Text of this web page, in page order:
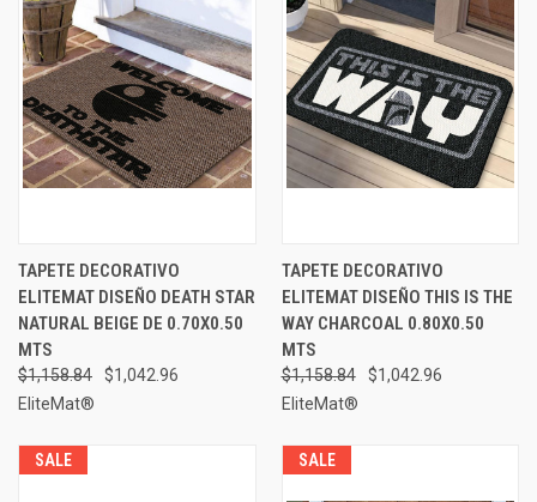
TAPETE DECORATIVO
ELITEMAT DISEÑO DEATH STAR
NATURAL BEIGE DE 0.70X0.50
MTS
$1,158.84
$1,042.96
EliteMat®
TAPETE DECORATIVO
ELITEMAT DISEÑO THIS IS THE
WAY CHARCOAL 0.80X0.50
MTS
$1,158.84
$1,042.96
EliteMat®
SALE SALE